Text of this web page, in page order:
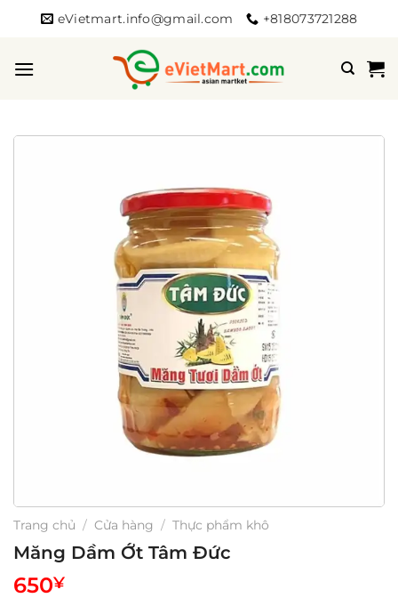
dung
eVietmart.info@gmail.com +818073721288
Trang chủ / Cửa hàng / Thực phẩm khô
Măng Dầm Ớt Tâm Đức
650¥